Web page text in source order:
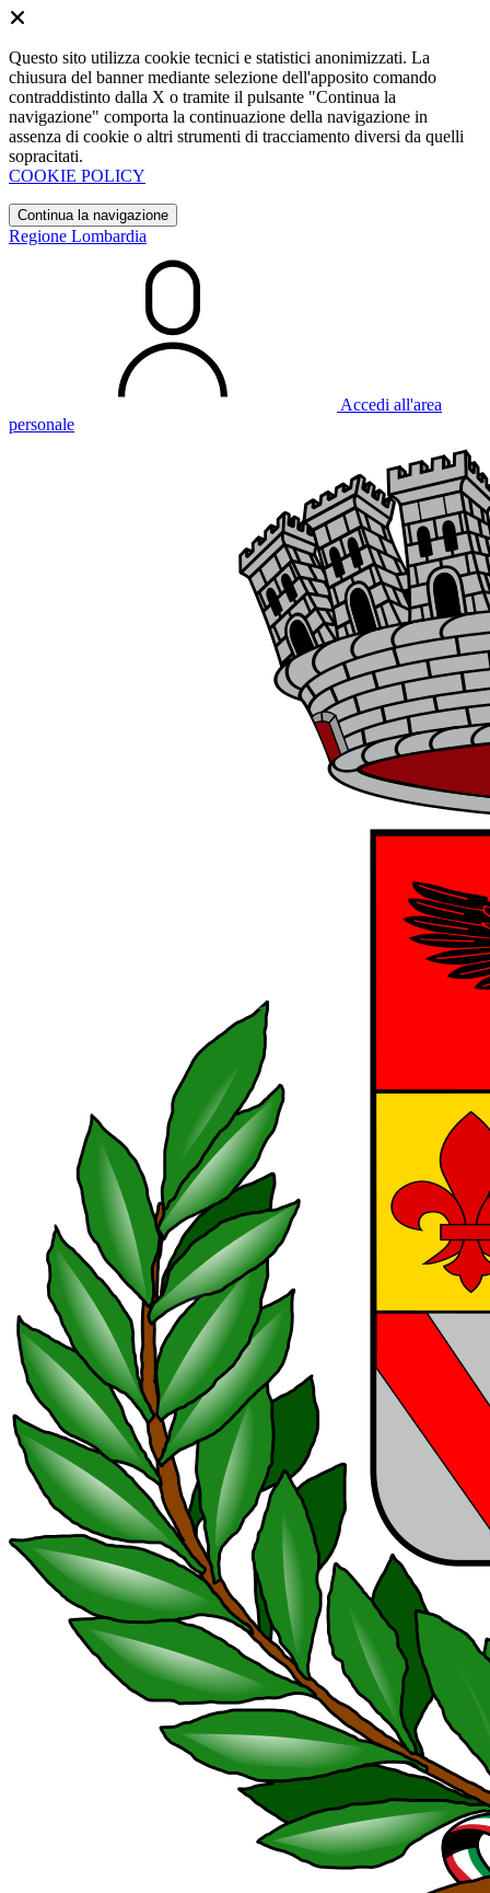
Questo sito utilizza cookie tecnici e statistici anonimizzati. La
chiusura del banner mediante selezione dell'apposito comando
contraddistinto dalla X o tramite il pulsante "Continua la
navigazione" comporta la continuazione della navigazione in
assenza di cookie o altri strumenti di tracciamento diversi da quelli
sopracitati.
COOKIE POLICY
Continua la navigazione
Regione Lombardia
Accedi all'area
personale